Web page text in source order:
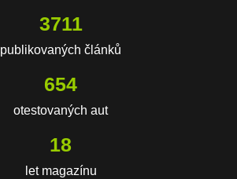
3711
publikovaných článků
654
otestovaných aut
18
let magazínu